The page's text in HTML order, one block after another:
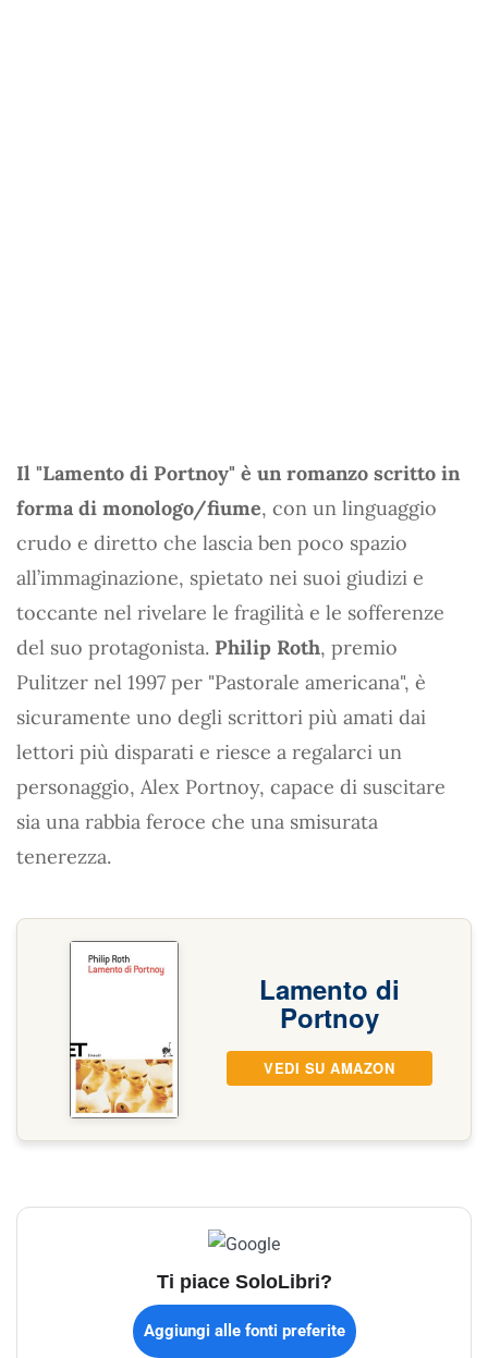
Il "Lamento di Portnoy" è un romanzo scritto in
forma di monologo/fiume, con un linguaggio
crudo e diretto che lascia ben poco spazio
all’immaginazione, spietato nei suoi giudizi e
toccante nel rivelare le fragilità e le sofferenze
del suo protagonista. Philip Roth, premio
Pulitzer nel 1997 per "Pastorale americana", è
sicuramente uno degli scrittori più amati dai
lettori più disparati e riesce a regalarci un
personaggio, Alex Portnoy, capace di suscitare
sia una rabbia feroce che una smisurata
tenerezza.
Lamento di
Portnoy
VEDI SU AMAZON
Ti piace SoloLibri?
Aggiungi alle fonti preferite